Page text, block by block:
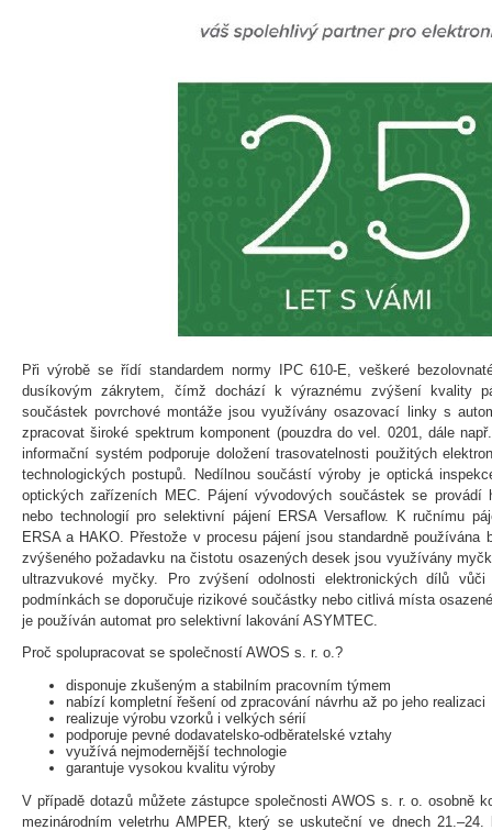
Při výrobě se řídí standardem normy IPC 610-E, veškeré
dusíkovým zákrytem, čímž dochází k výraznému zvýšení kvality
součástek povrchové montáže jsou využívány osazovací linky s
zpracovat široké spektrum komponent (pouzdra do vel. 0201, dále
informační systém podporuje doložení trasovatelnosti použitých
technologických postupů. Nedílnou součástí výroby je optická
optických zařízeních MEC. Pájení vývodových součástek se provádí
nebo technologií pro selektivní pájení ERSA Versaflow. K ručnímu
ERSA a HAKO. Přestože v procesu pájení jsou standardně používána
zvýšeného požadavku na čistotu osazených desek jsou využívány
ultrazvukové myčky. Pro zvýšení odolnosti elektronických dílů
podmínkách se doporučuje rizikové součástky nebo citlivá místa
je používán automat pro selektivní lakování ASYMTEC.
Proč spolupracovat se společností AWOS s. r. o.?
disponuje zkušeným a stabilním pracovním týmem
nabízí kompletní řešení od zpracování návrhu až po jeho realizaci
realizuje výrobu vzorků i velkých sérií
podporuje pevné dodavatelsko-odběratelské vztahy
využívá nejmodernější technologie
garantuje vysokou kvalitu výroby
V případě dotazů můžete zástupce společnosti AWOS s. r. o. osobně
mezinárodním veletrhu AMPER, který se uskuteční ve dnech